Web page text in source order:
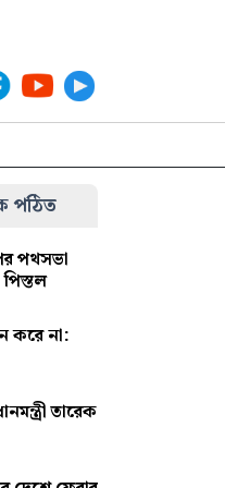
পঠিত
পথসভা
করে না:
তারেক